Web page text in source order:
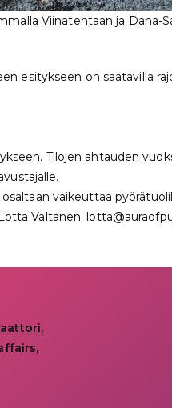
Viinatehtaan ja Dana-
esitykseen on saatavilla
Tilojen ahtauden
vaikeuttaa
Valtanen: